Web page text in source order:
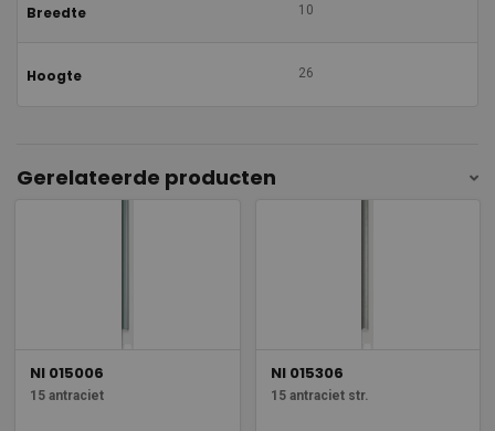
Breedte 10
Hoogte 26
Gerelateerde producten
NI 015006
15 antraciet
NI 015306
15 antraciet str.